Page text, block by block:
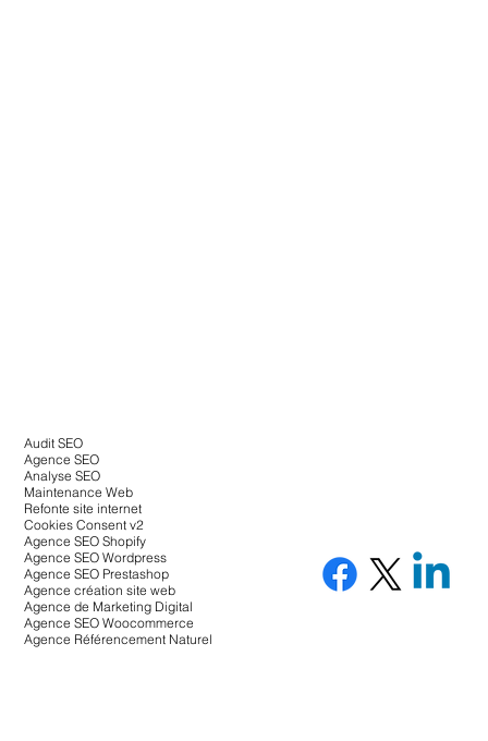
Audit SEO
Agence SEO
Analyse SEO
Maintenance Web
Refonte site internet
Cookies Consent v2
Agence SEO Shopify
Agence SEO Wordpress
Agence SEO Prestashop
Agence création site web
Agence de Marketing Digital
Agence SEO Woocommerce
Agence Référencement Naturel